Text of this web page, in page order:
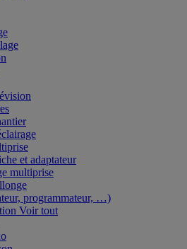
et adaptateur
multiprise
programmateur, …)
Voir tout